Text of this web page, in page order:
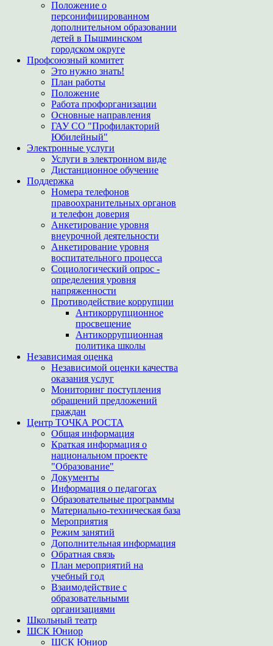
Положение о
персонифицированном
дополнительном образовании
детей в Пышминском
городском округе
Профсоюзный комитет
Это нужно знать!
План работы
Положение
Работа профорганизации
Основные направления
ГАУ СО "Профилакторий
Юбилейный"
Электронные услуги
Услуги в электронном виде
Дистанционное обучение
Поддержка
Номера телефонов
правоохранительных органов
и телефон доверия
Анкетирование уровня
внеурочной деятельности
Анкетирование уровня
воспитательного процесса
Социологический опрос -
определения уровня
напряженности
Противодействие коррупции
Антикоррупционное
просвещение
Антикоррупционная
политика школы
Независимая оценка
Независимой оценки качества
оказания услуг
Мониторинг поступления
обращений предложений
граждан
Центр ТОЧКА РОСТА
Общая информация
Краткая информация о
национальном проекте
"Образование"
Документы
Информация о педагогах
Образовательные программы
Материально-техническая база
Мероприятия
Режим занятий
Дополнительная информация
Обратная связь
План мероприятий на
учебный год
Взаимодействие с
образовательными
организациями
Школьный театр
ШСК Юниор
ШСК Юниор